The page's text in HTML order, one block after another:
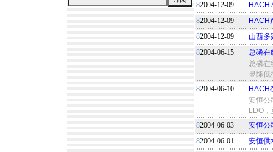
82004-12-09
HACH
82004-12-09
HACH
82004-12-09
山西多
82004-06-15
总磷在
总磷在
显降
82004-06-10
HACH
安恒公
LDO
82004-06-03
安恒公
82004-06-01
安恒供